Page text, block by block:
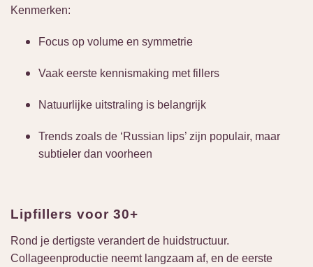
Kenmerken:
Focus op volume en symmetrie
Vaak eerste kennismaking met fillers
Natuurlijke uitstraling is belangrijk
Trends zoals de ‘Russian lips’ zijn populair, maar
subtieler dan voorheen
Lipfillers voor 30+
Rond je dertigste verandert de huidstructuur.
Collageenproductie neemt langzaam af, en de eerste